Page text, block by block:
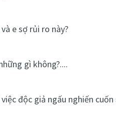
e sợ rủi ro này?
gì không?....
độc giả ngấu nghiến